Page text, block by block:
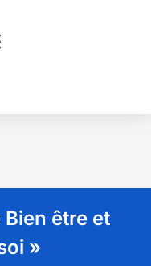
être et
»